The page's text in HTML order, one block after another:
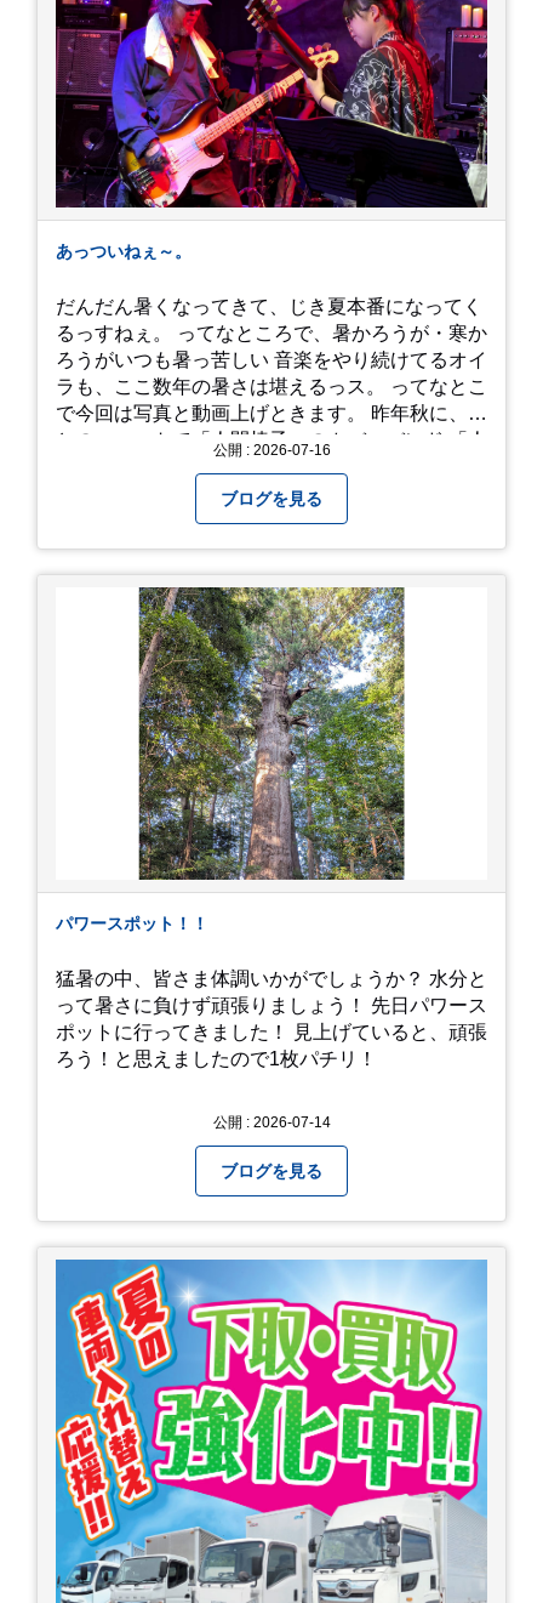
あっついねぇ～。
だんだん暑くなってきて、じき夏本番になってく
るっすねぇ。 ってなところで、暑かろうが・寒か
ろうがいつも暑っ苦しい 音楽をやり続けてるオイ
ラも、ここ数年の暑さは堪えるっス。 ってなとこ
で今回は写真と動画上げときます。 昨年秋に、娘
とのユニットで「人間椅子」のカバーバンド 「人
画にしており、娘のファンからもアップしてくれ
ッ！」とされているので ここだけの公開としま
す。 非常に暑苦しいのでご観覧される方は、ご注
意くださいませ。 では、熱中症に気を付けて、お
過ごしください。
https://youtu.be/QWVP8qzpsUE
公開 : 2026-07-16
ブログを見る
パワースポット！！
猛暑の中、皆さま体調いかがでしょうか？ 水分と
って暑さに負けず頑張りましょう！ 先日パワース
ポットに行ってきました！ 見上げていると、頑張
ろう！と思えましたので1枚パチリ！
公開 : 2026-07-14
ブログを見る